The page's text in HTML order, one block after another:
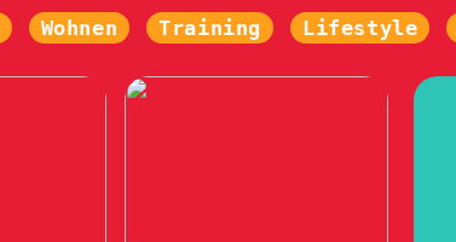
Wohnen Training Lifestyle